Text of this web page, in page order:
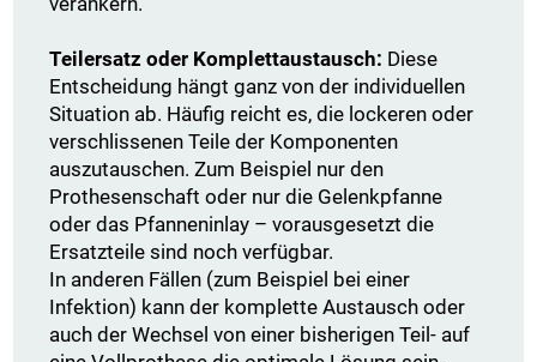
Teilersatz oder Komplettaustausch: Diese
Entscheidung hängt ganz von der individuellen
Situation ab. Häufig reicht es, die lockeren oder
verschlissenen Teile der Komponenten
auszutauschen. Zum Beispiel nur den
Prothesenschaft oder nur die Gelenkpfanne
oder das Pfanneninlay – vorausgesetzt die
Ersatzteile sind noch verfügbar.
In anderen Fällen (zum Beispiel bei einer
Infektion) kann der komplette Austausch oder
auch der Wechsel von einer bisherigen Teil- auf